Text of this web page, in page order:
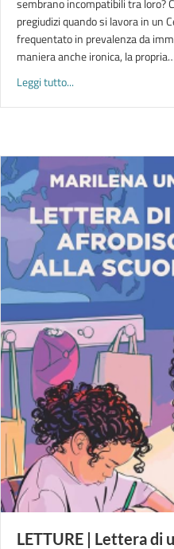
sembrano incompatibili tra loro?
pregiudizi quando si lavora in un
frequentato in prevalenza da
maniera anche ironica, la
Leggi tutto...
LETTURE | Lettera di